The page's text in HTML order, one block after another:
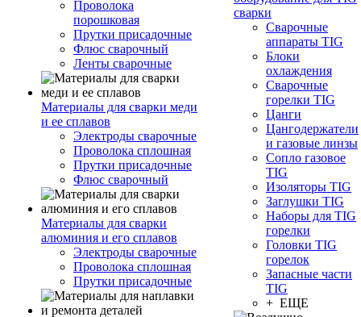
Проволока
порошковая
Прутки присадочные
Флюс сварочный
Ленты сварочные
Материалы для сварки меди
и ее сплавов
Электроды сварочные
Проволока сплошная
Прутки присадочные
Флюс сварочный
Материалы для сварки
алюминия и его сплавов
Электроды сварочные
Проволока сплошная
Прутки присадочные
сварки
Сварочные
аппараты TIG
Блоки
охлаждения
Сварочные
горелки TIG
Цанги
Цангодержатели
и газовые линзы
Сопло газовое
TIG
Изоляторы TIG
Заглушки TIG
Наборы для TIG
горелки
Головки TIG
горелок
Запасные части
TIG
+ ЕЩЕ